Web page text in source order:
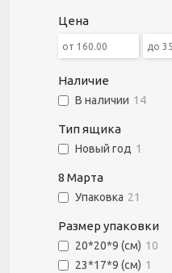
Цена
Наличие
В наличии 14
Тип ящика
Новый год 1
8 Марта
Упаковка 21
Размер упаковки
20*20*9 (см) 10
23*17*9 (см) 1